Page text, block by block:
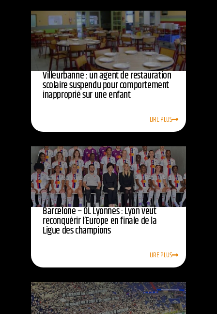
Villeurbanne : un agent de restauration
scolaire suspendu pour comportement
inapproprié sur une enfant
LIRE PLUS
Barcelone – OL Lyonnes : Lyon veut
reconquérir l’Europe en finale de la
Ligue des champions
LIRE PLUS